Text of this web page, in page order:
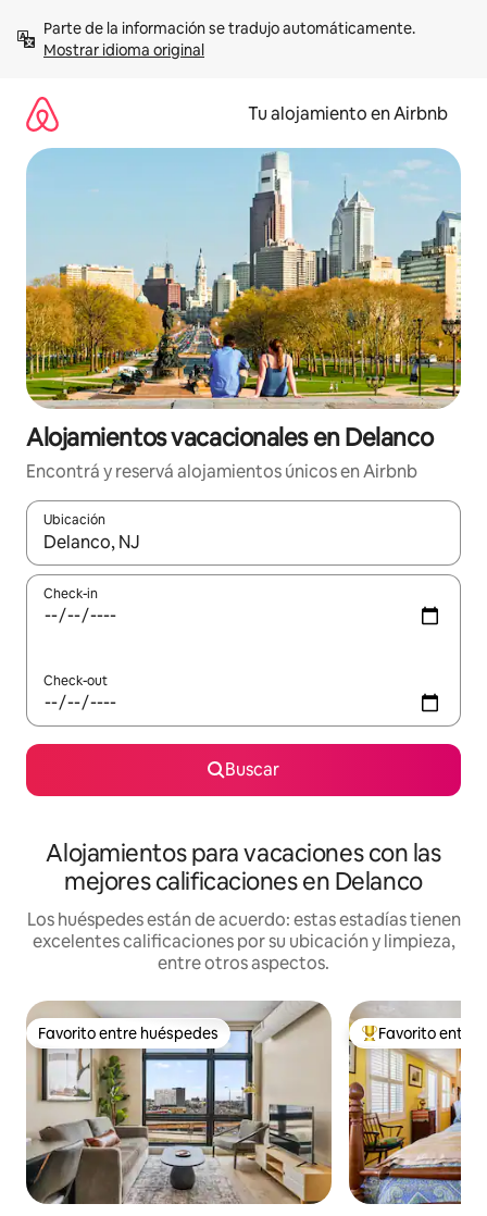
contenidoMostrar idioma original
Tu alojamiento en Airbnb
Alojamientos vacacionales en Delanco
Encontrá y reservá alojamientos únicos en Airbnb
Ubicación
Cuando los resultados estén disponibles, navegá con las
Check-in
Check-out
Buscar
Alojamientos para vacaciones con las
mejores calificaciones en Delanco
Los huéspedes están de acuerdo: estas estadías tienen
excelentes calificaciones por su ubicación y limpieza,
entre otros aspectos.
Favorito entre huéspedes
Favorito entre huéspedes Favorito entre
Favorito entre